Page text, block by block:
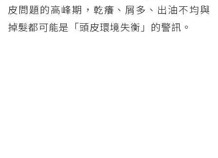
皮問題的高峰期，乾癢、屑多、出油不均與
掉髮都可能是「頭皮環境失衡」的警訊。